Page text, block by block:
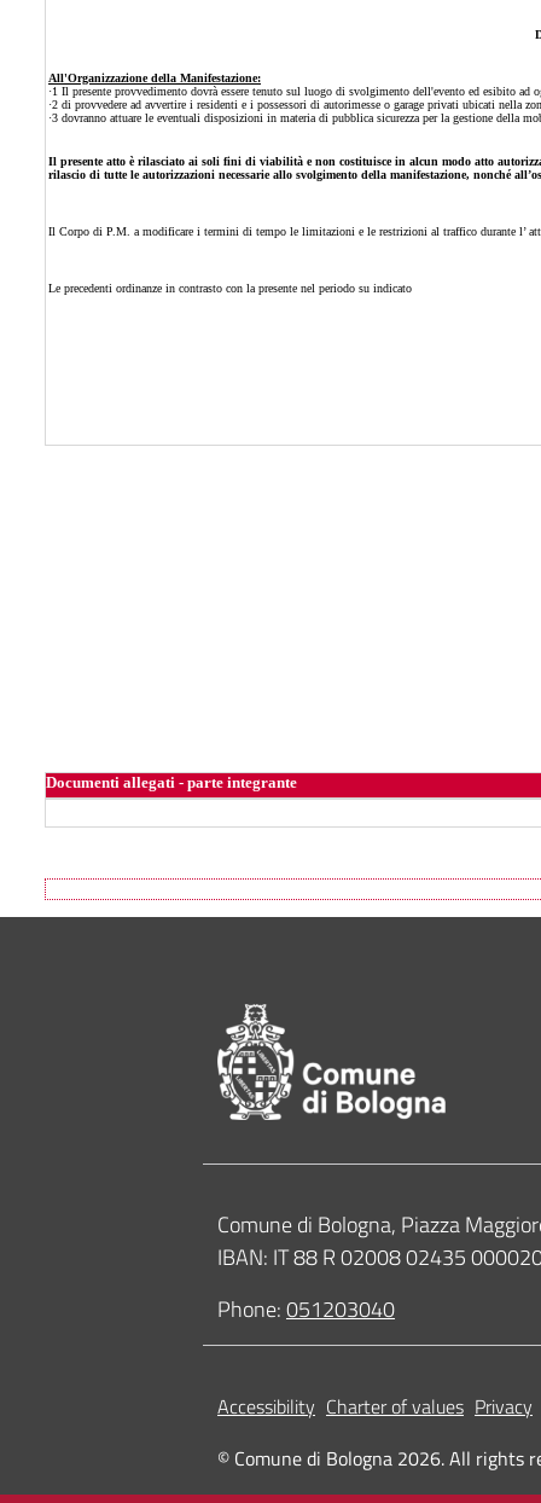
All'Organizzazione della Manifestazione:
·1 Il presente provvedimento dovrà essere tenuto sul luogo di svolgimento dell'evento ed esibito
·2 di provvedere ad avvertire i residenti e i possessori di autorimesse o garage privati ubicati nella
·3 dovranno attuare le eventuali disposizioni in materia di pubblica sicurezza per la gestione della
Il presente atto è rilasciato ai soli fini di viabilità e non costituisce in alcun modo atto
rilascio di tutte le autorizzazioni necessarie allo svolgimento della manifestazione, nonché
Il Corpo di P.M. a modificare i termini di tempo le limitazioni e le restrizioni al traffico durante l’
Le precedenti ordinanze in contrasto con la presente nel periodo su indicato
Documenti allegati - parte integrante
Contacts
Comune di Bologna, Piazza
IBAN: IT 88 R 02008 02435
Phone:051203040
Accessibility Charter of values Privacy
© Comune di Bologna 2026. All rights